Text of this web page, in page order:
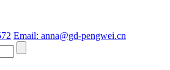
Email: anna@gd-pengwei.cn